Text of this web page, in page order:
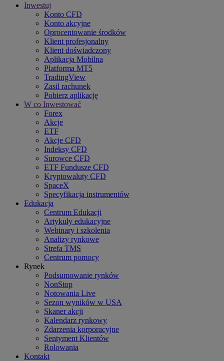
Inwestuj
Konto CFD
Konto akcyjne
Oprocentowanie środków
Klient profesjonalny
Klient doświadczony
Aplikacja Mobilna
Platforma MT5
TradingView
Zasil rachunek
Pobierz aplikację
W co Inwestować
Forex
Akcje
ETF
Akcje CFD
Indeksy CFD
Surowce CFD
ETF Fundusze CFD
Kryptowaluty CFD
SpaceX
Specyfikacja instrumentów
Edukacja
Centrum Edukacji
Artykuły edukacyjne
Webinary i szkolenia
Analizy rynkowe
Strefa TMS
Centrum pomocy
Rynek
Podsumowanie rynków
NonStop
Notowania Live
Sezon wyników w USA
Skaner akcji
Kalendarz rynkowy
Zdarzenia korporacyjne
Sentyment Klientów
Rolowania
Kontakt